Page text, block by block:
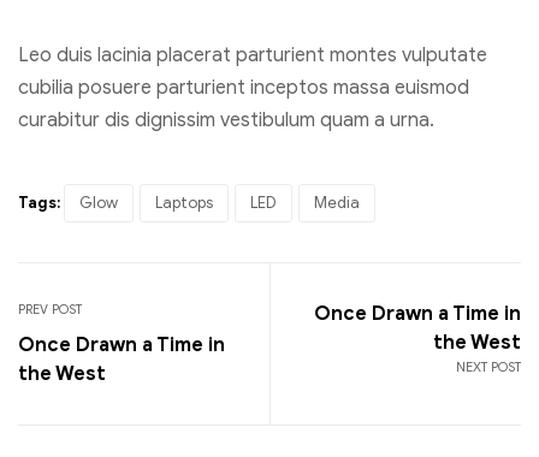
Leo duis lacinia placerat parturient montes vulputate
cubilia posuere parturient inceptos massa euismod
curabitur dis dignissim vestibulum quam a urna.
Tags: Glow Laptops LED Media
PREV POST
Once Drawn a Time in
the West
NEXT POST
Once Drawn a Time in
the West